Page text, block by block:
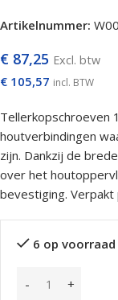
Artikelnummer:
€ 87,25 Excl. btw
€ 105,57 incl. BTW
Tellerkopschroeven
houtverbindingen
zijn. Dankzij de
over het
bevestiging.
6 op voorraad